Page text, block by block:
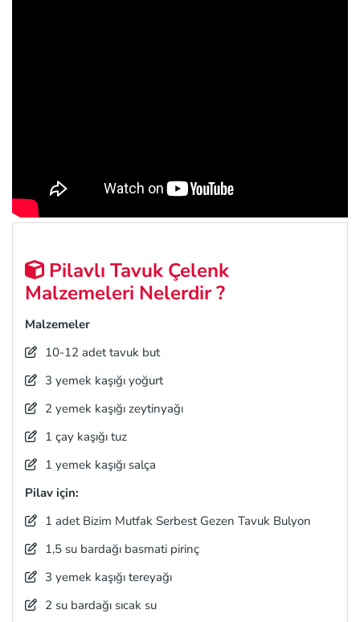
Pilavlı Tavuk Çelenk
Malzemeleri Nelerdir ?
Malzemeler
10-12 adet tavuk but
3 yemek kaşığı yoğurt
2 yemek kaşığı zeytinyağı
1 çay kaşığı tuz
1 yemek kaşığı salça
Pilav için:
1 adet Bizim Mutfak Serbest Gezen Tavuk Bulyon
1,5 su bardağı basmati pirinç
3 yemek kaşığı tereyağı
2 su bardağı sıcak su